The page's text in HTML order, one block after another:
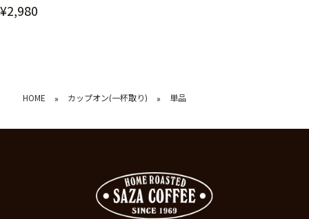
¥2,980
HOME » カップオン(一杯取り) » 単品